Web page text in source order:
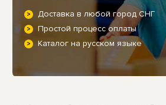
Доставка в любой город СНГ
Простой процесс оплаты
Каталог на русском языке